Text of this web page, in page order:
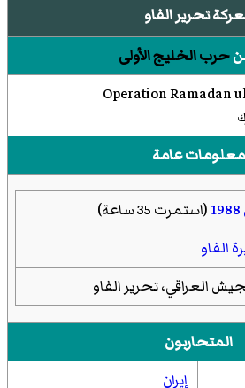
تحرير الفاو
حرب الخليج الأولى
معلومات عامة
1988(استمرت 35 ساعة)
الفاو
العراقي، تحرير الفاو
المتحاربون
إيران